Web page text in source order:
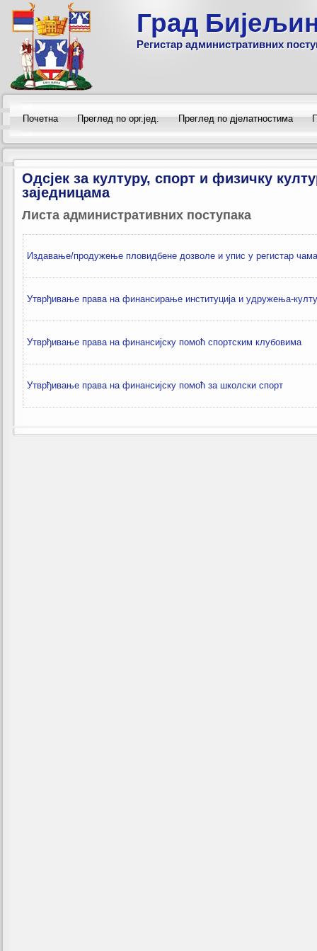
Град
Регистар административних
Почетна Преглед по орг.јед. Преглед по дјелатностима
Одсјек за културу, спорт и физичку
заједницама
Листа административних поступака
Издавање/продужење пловидбене дозволе и упис у регистар
Утврђивање права на финансирање институција и удружења-
Утврђивање права на финансијску помоћ спортским клубовима
Утврђивање права на финансијску помоћ за школски спорт